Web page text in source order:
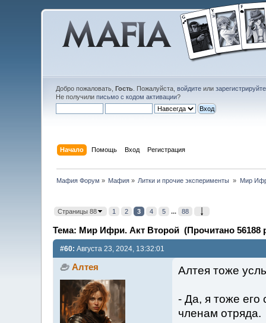
Добро пожаловать, Гость. Пожалуйста, войдитеили
Не получили письмо с кодом активации?
Начало Помощь Вход Регистрация
Мафия Форум » Мафия » Литки и прочие эксперименты » Мир
Страницы 88 1 2 3 4 5 ... 88
Тема: Мир Ифри. Акт Второй (Прочитано 56188
#60: Августа 23, 2024, 13:32:01
Алтея Алтея тоже
- Да, я тоже
членам отряда.